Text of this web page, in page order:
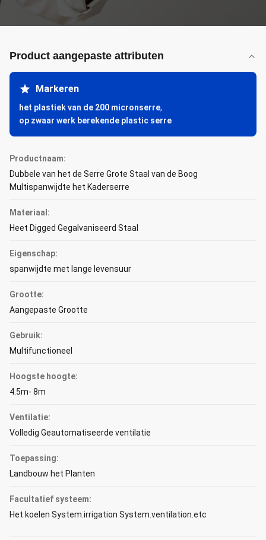
Product aangepaste attributen
Markeren
het plastiek van de 200 micronserre,
op zwaar werk berekende plastic serre
Productnaam:
Dubbele van het de Serre Grote Staal van de Boog
Multispanwijdte het Kaderserre
Materiaal:
Heet Digged Gegalvaniseerd Staal
Eigenschap:
spanwijdte met lange levensuur
Grootte:
Aangepaste Grootte
Gebruik:
Multifunctioneel
Hoogste hoogte:
4.5m- 8m
Ventilatie:
Volledig Geautomatiseerde ventilatie
Toepassing:
Landbouw het Planten
Facultatief systeem:
Het koelen System.irrigation System.ventilation.etc